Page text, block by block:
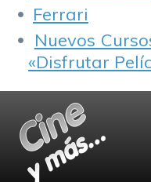
Ferrari
Nuevos
«Disfrutar